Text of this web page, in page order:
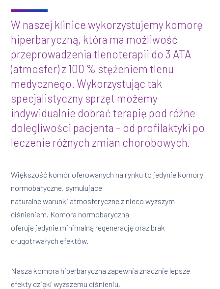
W naszej klinice wykorzystujemy komorę
hiperbaryczną, która ma możliwość
przeprowadzenia tlenoterapii do 3 ATA
(atmosfer) z 100 % stężeniem tlenu
medycznego. Wykorzystując tak
specjalistyczny sprzęt możemy
indywidualnie dobrać terapię pod różne
dolegliwości pacjenta – od profilaktyki po
leczenie różnych zmian chorobowych.
Większość komór oferowanych na rynku to jedynie komory
normobaryczne, symulujące
naturalne warunki atmosferyczne z nieco wyższym
ciśnieniem. Komora normobaryczna
oferuje jedynie minimalną regenerację oraz brak
długotrwałych efektów.
Nasza komora hiperbaryczna zapewnia znacznie lepsze
efekty dzięki wyższemu ciśnieniu,